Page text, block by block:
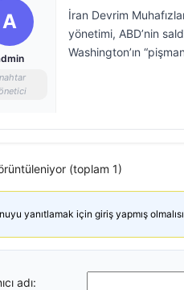
A
İran Devrim
yönetimi, ABD’nin
Washington’ın
(toplam 1)
yanıtlamak için giriş yapmış
adı: